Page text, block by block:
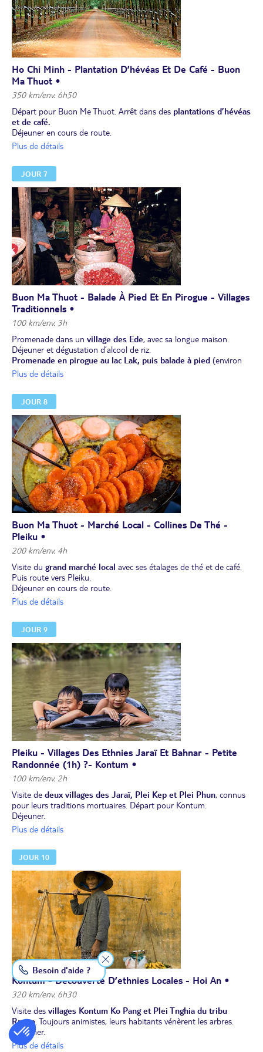
Ho Chi Minh - Plantation D’hévéas Et De Café - Buon
Ma Thuot •
350 km/env. 6h50
Départ pour Buon Me Thuot. Arrêt dans des plantations d’hévéas
et de café.
Déjeuner en cours de route.
Visite du beau
bois et en bambou, sont emblématiques de la culture matriarcale
des Ede. Les habitants vivent principalement de la culture du café,
de la fabrication de produits artisanaux et de la production de vin
traditionnel. Vous pourrez également découvrir la culture des
gongs.
Dîner. Nuit à l’hôtel à Buon Ma Thuot.
Plus de détails
JOUR 7
Buon Ma Thuot - Balade À Pied Et En Pirogue - Villages
Traditionnels •
100 km/env. 3h
Promenade dans un village des Ede, avec sa longue maison.
Déjeuner et dégustation d’alcool de riz.
Promenade en pirogue au lac Lak, puis balade à pied (environ
30 min) dans le village Mnong de Mleng. Découverte des maisons
Dîner. Nuit à l’hôtel à Buon Ma Thuot.
Plus de détails
JOUR 8
Buon Ma Thuot - Marché Local - Collines De Thé -
Pleiku •
200 km/env. 4h
Visite du grand marché local avec ses étalages de thé et de café.
Puis route vers Pleiku.
Déjeuner en cours de route.
À Pleiku, découverte de la province Gia Lai : des
Pleiku.
Dîner. Nuit à l’hôtel à Pleiku.
Plus de détails
JOUR 9
Pleiku - Villages Des Ethnies Jaraï Et Bahnar - Petite
Randonnée (1h) ?- Kontum •
100 km/env. 2h
Visite de deux villages des Jaraï, Plei Kep et Plei Phun, connus
pour leurs traditions mortuaires. Départ pour Kontum.
Déjeuner.
Petite randonnée
splendides maisons communales.
Dîner. Nuit à l’hôtel à Kontum.
Plus de détails
JOUR 10
Kontum - Découverte D’ethnies Locales - Hoi An •
320 km/env. 6h30
Visite des villages Kontum Ko Pang et Plei Tnghia du tribu
Rngao. Toujours animistes, leurs habitants vénèrent les arbres.
Déjeuner.
Route pour Hoi An. En cours de route, arrêt dans un village à la
Plus de détails
Besoin d'aide ?